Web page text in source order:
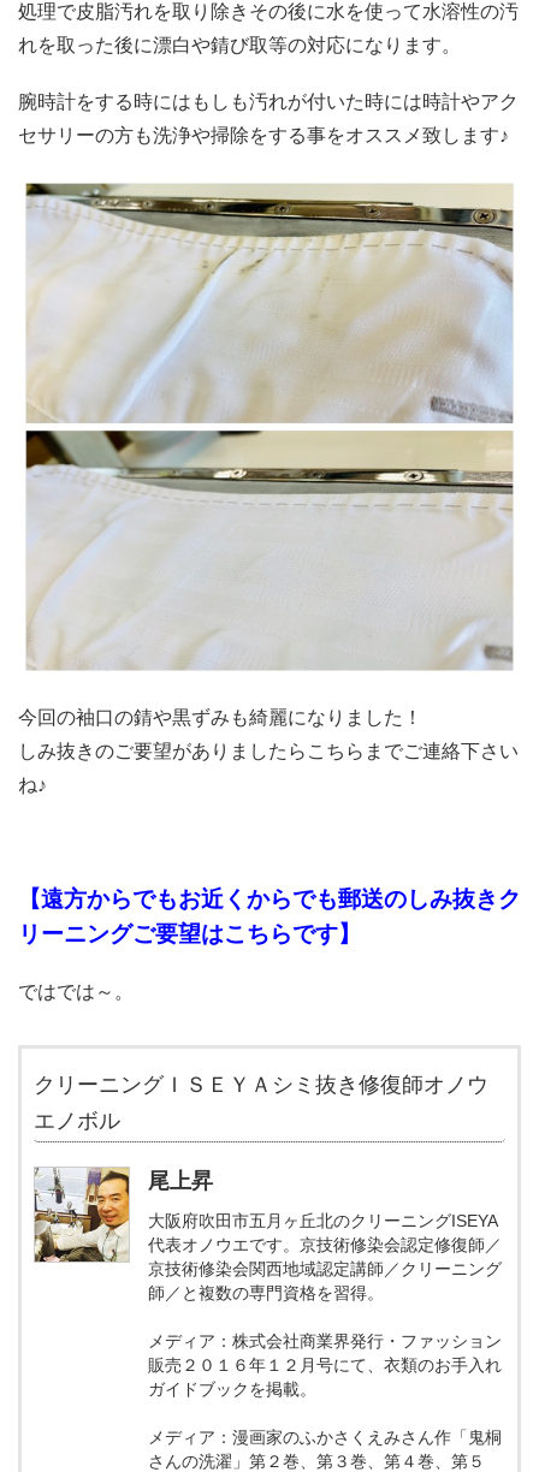
処理で皮脂汚れを取り除きその後に水を使って水溶性の汚
れを取った後に漂白や錆び取等の対応になります。
腕時計をする時にはもしも汚れが付いた時には時計やアク
セサリーの方も洗浄や掃除をする事をオススメ致します♪
今回の袖口の錆や黒ずみも綺麗になりました！
しみ抜きのご要望がありましたらこちらまでご連絡下さい
ね♪
【遠方からでもお近くからでも郵送のしみ抜きク
リーニングご要望はこちらです】
ではでは～。
クリーニングＩＳＥＹＡシミ抜き修復師オノウ
エノボル
尾上昇
大阪府吹田市五月ヶ丘北のクリーニングISEYA
代表オノウエです。京技術修染会認定修復師／
京技術修染会関西地域認定講師／クリーニング
師／と複数の専門資格を習得。
メディア：株式会社商業界発行・ファッション
販売２０１６年１２月号にて、衣類のお手入れ
ガイドブックを掲載。
メディア：漫画家のふかさくえみさん作「鬼桐
さんの洗濯」第２巻、第３巻、第４巻、第５